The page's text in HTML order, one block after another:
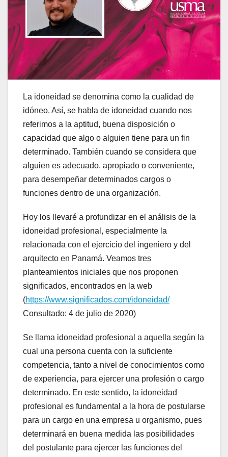
La idoneidad se denomina como la cualidad de
idóneo. Así, se habla de idoneidad cuando nos
referimos a la aptitud, buena disposición o
capacidad que algo o alguien tiene para un fin
determinado. También cuando se considera que
alguien es adecuado, apropiado o conveniente,
para desempeñar determinados cargos o
funciones dentro de una organización.
Hoy los llevaré a profundizar en el análisis de la
idoneidad profesional, especialmente la
relacionada con el ejercicio del ingeniero y del
arquitecto en Panamá. Veamos tres
planteamientos iniciales que nos proponen
significados, encontrados en la web
(https://www.significados.com/idoneidad/
Consultado: 4 de julio de 2020)
Se llama idoneidad profesional a aquella según la
cual una persona cuenta con la suficiente
competencia, tanto a nivel de conocimientos como
de experiencia, para ejercer una profesión o cargo
determinado. En este sentido, la idoneidad
profesional es fundamental a la hora de postularse
para un cargo en una empresa u organismo, pues
determinará en buena medida las posibilidades
del postulante para ejercer las funciones del